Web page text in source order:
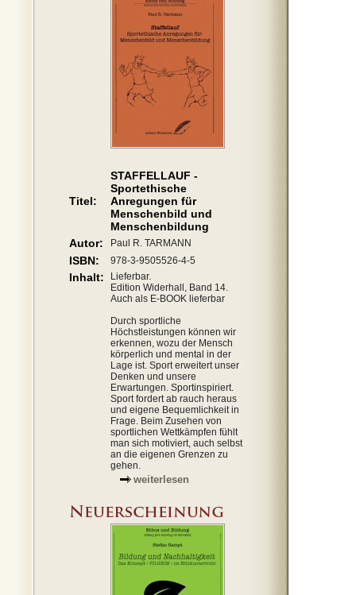
Titel:
STAFFELLAUF -
Sportethische
Anregungen für
Menschenbild und
Menschenbildung
Autor:
Paul R. TARMANN
ISBN: 978-3-9505526-4-5
Inhalt:
Lieferbar.
Edition Widerhall, Band 14.
Auch als E-BOOK lieferbar
Durch sportliche
Höchstleistungen können wir
erkennen, wozu der Mensch
körperlich und mental in der
Lage ist. Sport erweitert unser
Denken und unsere
Erwartungen. Sportinspiriert.
Sport fordert ab rauch heraus
und eigene Bequemlichkeit in
Frage. Beim Zusehen von
sportlichen Wettkämpfen fühlt
man sich motiviert, auch selbst
an die eigenen Grenzen zu
gehen.
weiterlesen